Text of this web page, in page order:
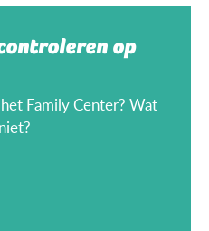
op
Family Center? Wat